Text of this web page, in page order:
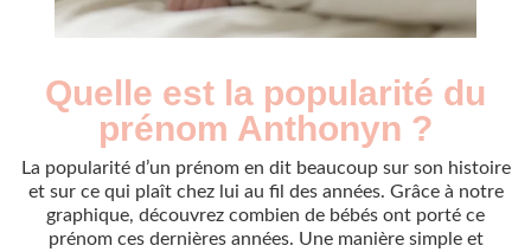
Quelle est la popularité du
prénom Anthonyn ?
La popularité d’un prénom en dit beaucoup sur son histoire
et sur ce qui plaît chez lui au fil des années. Grâce à notre
graphique, découvrez combien de bébés ont porté ce
prénom ces dernières années. Une manière simple et
Année
Nouveaux-
nés
2010
5
2011
10
2014
5
2016
5